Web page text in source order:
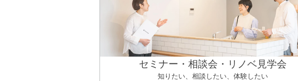
セミナー・相談会・リノベ見学会
知りたい、相談したい、体験したい